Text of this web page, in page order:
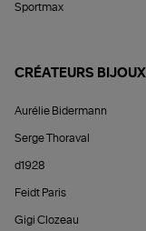
Sportmax
CRÉATEURS BIJOUX
Aurélie Bidermann
Serge Thoraval
d1928
Feidt Paris
Gigi Clozeau